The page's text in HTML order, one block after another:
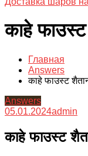
काहे
Главная
Answers
काहे फाउस्ट
Answers
05.01.2024admin
काहे फाउस्ट